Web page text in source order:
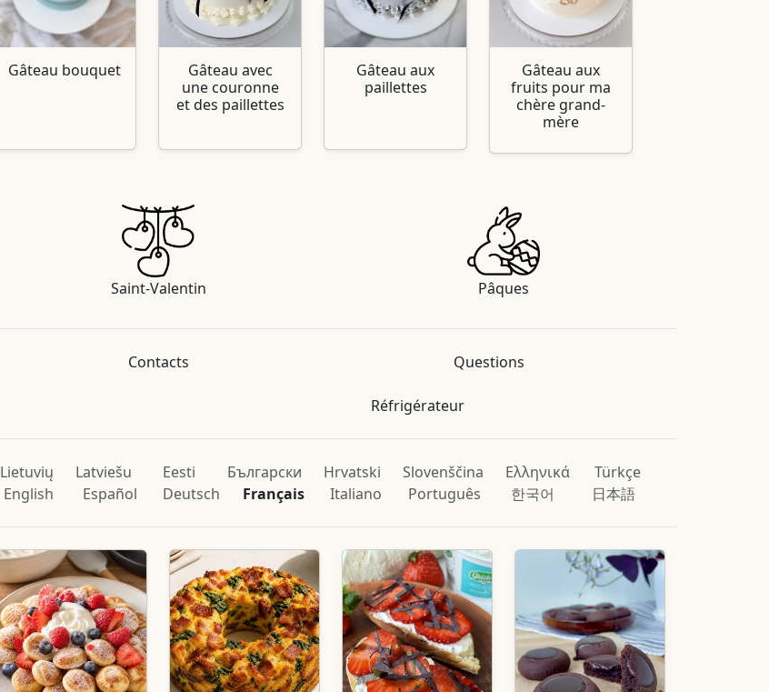
Gâteau bouquet
Gâteau avec
une couronne
et des paillettes
Gâteau aux
paillettes
Gâteau aux
fruits pour ma
chère grand-
mère
Saint-Valentin Pâques
Contacts Questions
Réfrigérateur
Lietuvių Latviešu Eesti Български Hrvatski Slovenščina Ελληνικά
Türkçe
English Español Deutsch Français Italiano Português 한국어 日本語